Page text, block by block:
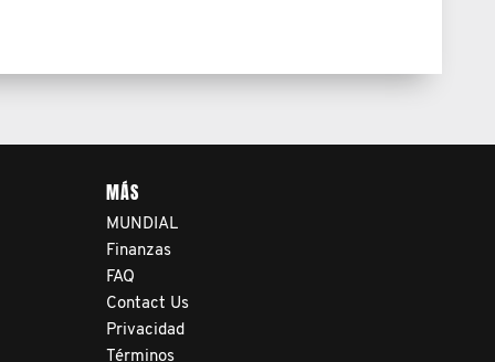
MÁS
MUNDIAL
Finanzas
FAQ
Contact Us
Privacidad
Términos